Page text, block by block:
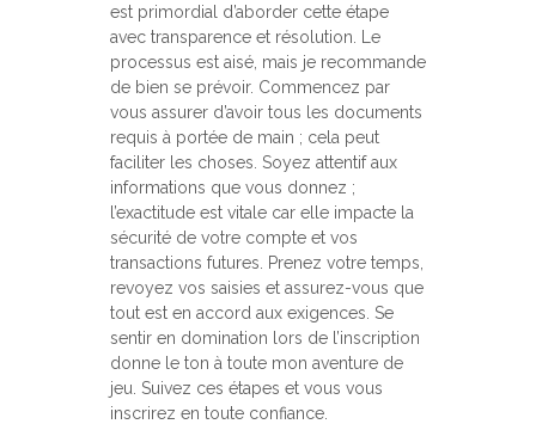
est primordial d’aborder cette étape
avec transparence et résolution. Le
processus est aisé, mais je recommande
de bien se prévoir. Commencez par
vous assurer d’avoir tous les documents
requis à portée de main ; cela peut
faciliter les choses. Soyez attentif aux
informations que vous donnez ;
l’exactitude est vitale car elle impacte la
sécurité de votre compte et vos
transactions futures. Prenez votre temps,
revoyez vos saisies et assurez-vous que
tout est en accord aux exigences. Se
sentir en domination lors de l’inscription
donne le ton à toute mon aventure de
jeu. Suivez ces étapes et vous vous
inscrirez en toute confiance.